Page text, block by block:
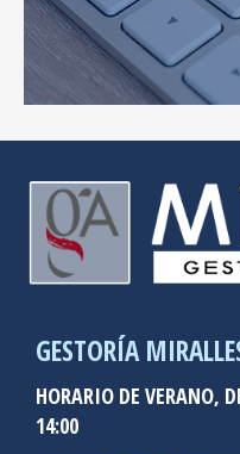
GESTORÍA
HORARIO DE VERANO,
14:00